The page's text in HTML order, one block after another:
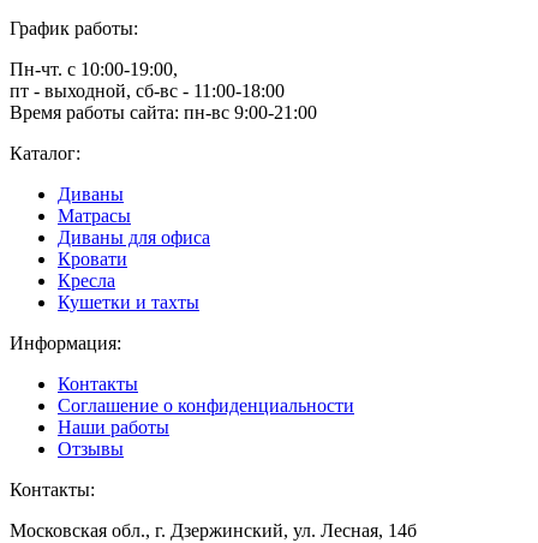
График работы:
Пн-чт. с 10:00-19:00,
пт - выходной, сб-вс - 11:00-18:00
Время работы сайта: пн-вс 9:00-21:00
Каталог:
Диваны
Матрасы
Диваны для офиса
Кровати
Кресла
Кушетки и тахты
Информация:
Контакты
Соглашение о конфиденциальности
Наши работы
Отзывы
Контакты:
Московская обл., г. Дзержинский, ул. Лесная, 14б